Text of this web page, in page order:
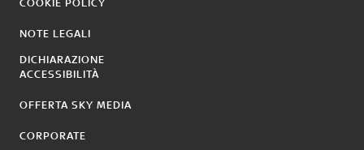
COOKIE POLICY
NOTE LEGALI
DICHIARAZIONE
ACCESSIBILITÀ
OFFERTA SKY MEDIA
CORPORATE